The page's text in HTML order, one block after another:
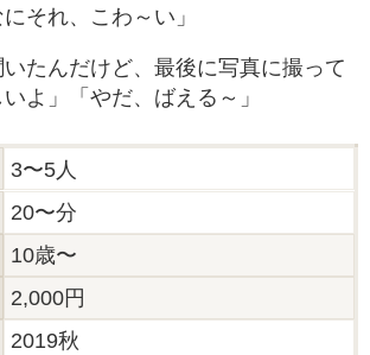
それ、こわ～い」
いたんだけど、最後に写真に撮って
よ」「やだ、ばえる～」
3〜5人
20〜分
10歳〜
2,000円
2019秋